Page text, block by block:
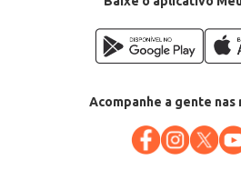
Acompanhe a gente nas